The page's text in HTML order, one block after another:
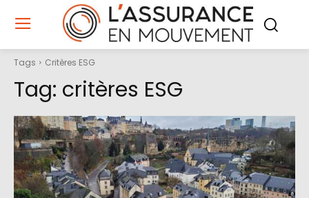
Tags Critères ESG
Tag: critères ESG